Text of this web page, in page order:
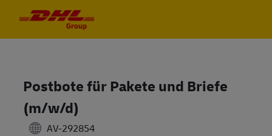
Postbote für Pakete und Briefe
(m/w/d)
AV-292854